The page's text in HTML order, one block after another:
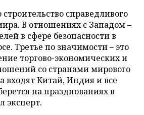
справедливого
В отношениях с Западом –
в сфере безопасности в
Третье по значимости – это
торгово-экономических и
со странами мирового
входят Китай, Индия и все
на празднованиях в
эксперт.